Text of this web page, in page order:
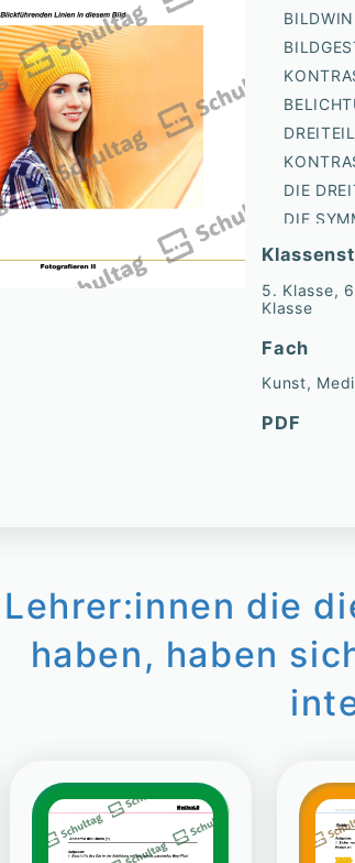
DIE
DIE
5. Klasse,
Klasse
Fach
Kunst,
PDF
Lehrer:innen die
haben, haben